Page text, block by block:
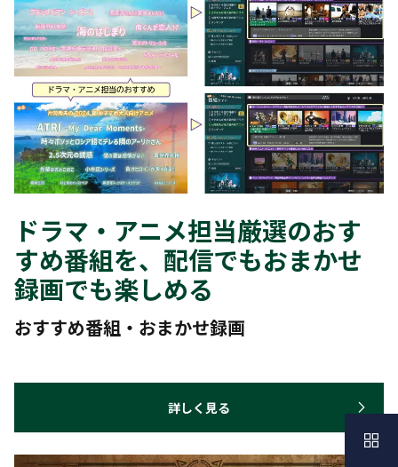
ドラマ・アニメ担当厳選のおす
すめ番組を、配信でもおまかせ
録画でも楽しめる
おすすめ番組・おまかせ録画
詳しく見る